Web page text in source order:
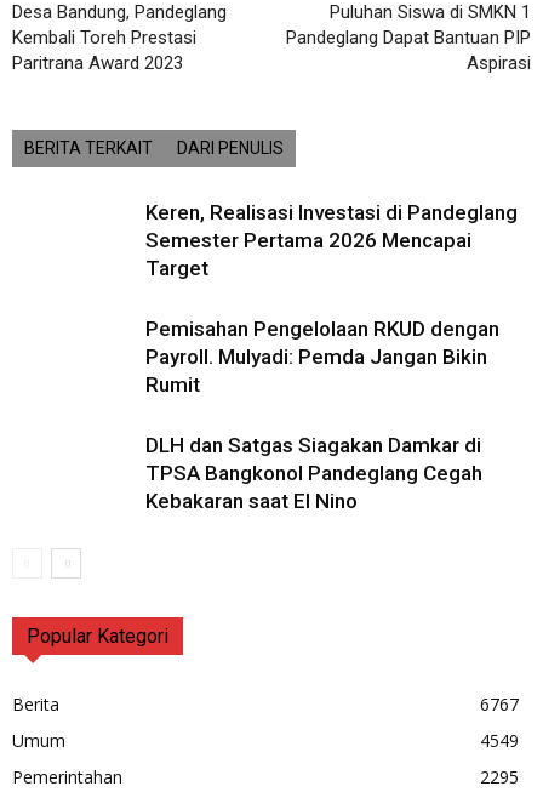
Desa Bandung, Pandeglang
Kembali Toreh Prestasi
Paritrana Award 2023
Puluhan Siswa di SMKN 1
Pandeglang Dapat Bantuan PIP
Aspirasi
BERITA TERKAIT DARI PENULIS
Keren, Realisasi Investasi di Pandeglang
Semester Pertama 2026 Mencapai
Target
Pemisahan Pengelolaan RKUD dengan
Payroll. Mulyadi: Pemda Jangan Bikin
Rumit
DLH dan Satgas Siagakan Damkar di
TPSA Bangkonol Pandeglang Cegah
Kebakaran saat El Nino
Popular Kategori
Berita
6767
Umum
4549
Pemerintahan
2295